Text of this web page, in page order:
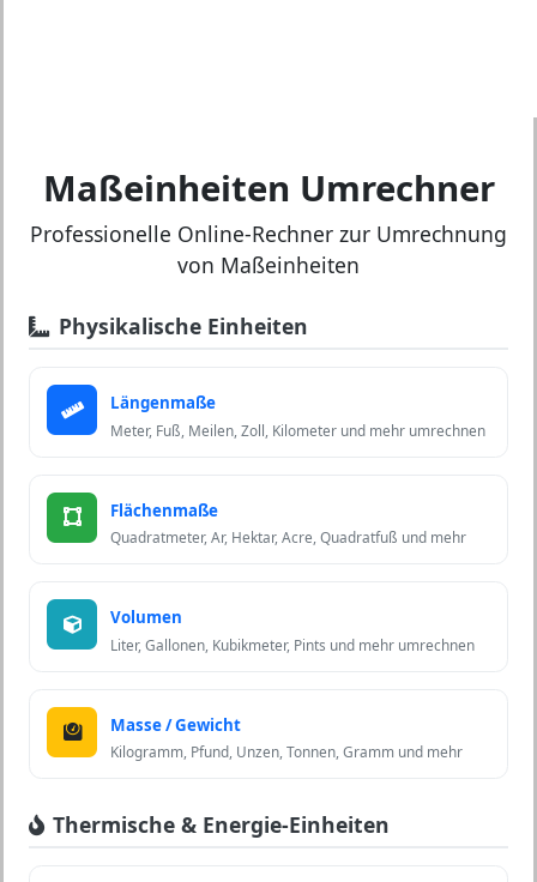
Maßeinheiten Umrechner
Professionelle Online-Rechner zur Umrechnung
von Maßeinheiten
Physikalische Einheiten
Längenmaße
Meter, Fuß, Meilen, Zoll, Kilometer und mehr umrechnen
Flächenmaße
Quadratmeter, Ar, Hektar, Acre, Quadratfuß und mehr
Volumen
Liter, Gallonen, Kubikmeter, Pints und mehr umrechnen
Masse / Gewicht
Kilogramm, Pfund, Unzen, Tonnen, Gramm und mehr
Thermische & Energie-Einheiten